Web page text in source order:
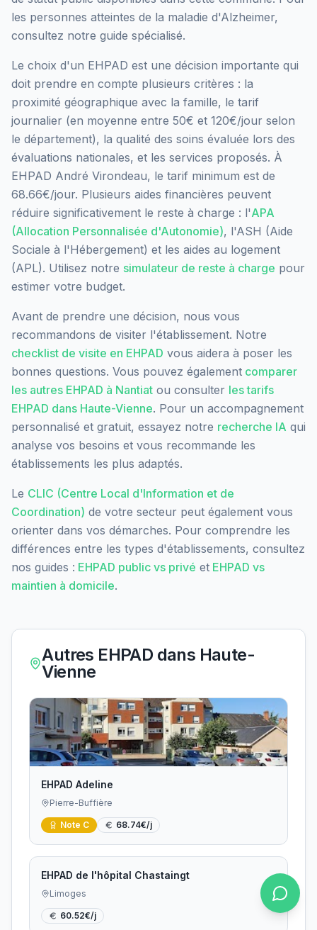
les personnes atteintes de la maladie d'Alzheimer,
consultez notre guide spécialisé.
Le choix d'un EHPAD est une décision importante qui
doit prendre en compte plusieurs critères : la
proximité géographique avec la famille, le tarif
journalier (en moyenne entre 50€ et 120€/jour selon
le département), la qualité des soins évaluée lors des
évaluations nationales, et les services proposés. À
EHPAD André Virondeau, le tarif minimum est de
68.66€/jour. Plusieurs aides financières peuvent
réduire significativement le reste à charge : l'APA
(Allocation Personnalisée d'Autonomie), l'ASH (Aide
Sociale à l'Hébergement) et les aides au logement
(APL). Utilisez notre simulateur de reste à charge pour
estimer votre budget.
Avant de prendre une décision, nous vous
recommandons de visiter l'établissement. Notre
checklist de visite en EHPAD vous aidera à poser les
bonnes questions. Vous pouvez également comparer
les autres EHPAD à Nantiat ou consulter les tarifs
EHPAD dans Haute-Vienne. Pour un accompagnement
personnalisé et gratuit, essayez notre recherche IA qui
analyse vos besoins et vous recommande les
établissements les plus adaptés.
Le CLIC (Centre Local d'Information et de
Coordination) de votre secteur peut également vous
orienter dans vos démarches. Pour comprendre les
différences entre les types d'établissements, consultez
nos guides : EHPAD public vs privé et EHPAD vs
maintien à domicile.
Autres EHPAD dans Haute-
Vienne
EHPAD Adeline
Pierre-Buffière
Note C 68.74€/j
EHPAD de l'hôpital Chastaingt
Limoges
60.52€/j